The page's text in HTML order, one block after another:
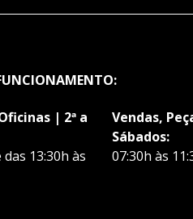
| 2ª a
13:30h às
Vendas,
Sábados:
07:30h às